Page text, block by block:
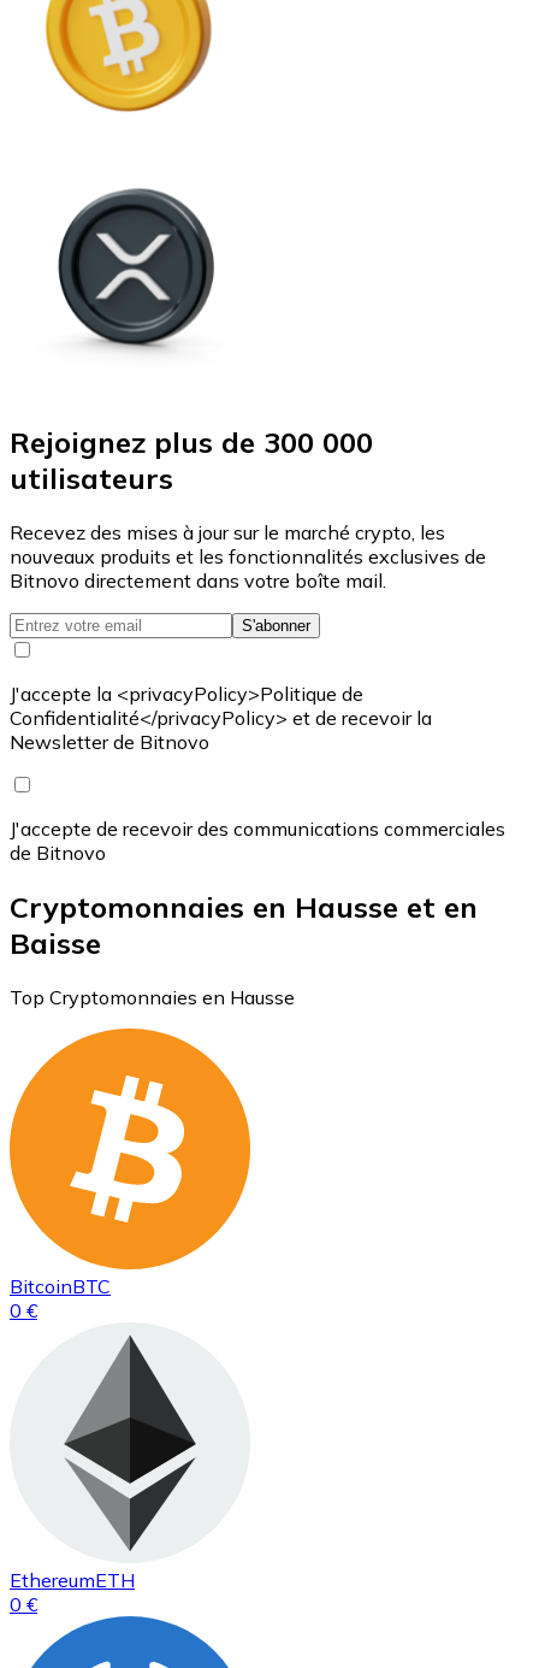
Rejoignez plus de 300 000
utilisateurs
Recevez des mises à jour sur le marché crypto, les
nouveaux produits et les fonctionnalités exclusives de
Bitnovo directement dans votre boîte mail.
S'abonner
J'accepte la <privacyPolicy>Politique de
Confidentialité</privacyPolicy> et de recevoir la
Newsletter de Bitnovo
J'accepte de recevoir des communications commerciales
de Bitnovo
Cryptomonnaies en Hausse et en
Baisse
Top Cryptomonnaies en Hausse
BitcoinBTC
0 €
EthereumETH
0 €